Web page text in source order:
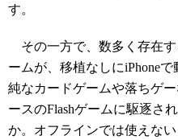
す。
その一方で、数多く存在す
ームが、移植なしにiPhone
純なカードゲームや落ちゲ
ースのFlashゲームに駆逐さ
か。オフラインでは使えな